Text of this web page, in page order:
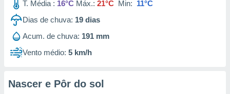
T. Média : 16°C Máx.: 21°C Min: 11°C
Dias de chuva: 19 dias
Acum. de chuva: 191 mm
Vento médio: 5 km/h
Nascer e Pôr do sol